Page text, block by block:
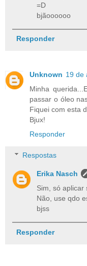
=D
bjãoooooo
Responder
Unknown 19 de
Minha
passar o óleo
Fiquei com esta
Bjux!
Responder
Respostas
Erika Nasch
Sim, só aplicar
Não, use qdo
bjss
Responder